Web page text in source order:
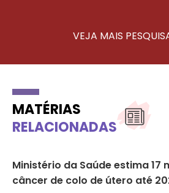
VEJA MAIS
MATÉRIAS
RELACIONADAS
Ministério da Saúde estima 17
câncer de colo de útero até